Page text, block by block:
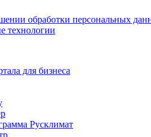
обработки персональных
технологии
для бизнеса
Русклимат